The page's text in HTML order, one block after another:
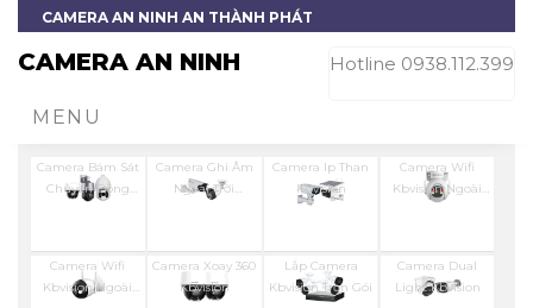
CAMERA AN NINH AN THÀNH PHÁT
CAMERA AN NINH Hotline 0938.112.399
MENU
Camera Bám Sát
Chuyển Động
Camera Ghi Âm
Ngoài Trời
Camera Ip Than
Kbvision
Camera Wifi
Kbvision Ngoài
Camera Wifi
Kbvision Ngoài
Camera Xoay 360
Kbvision
Lắp Camera
Kbvision Trọn Gói
Camera Dual
Light Kbvision